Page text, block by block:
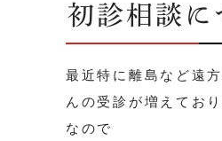
初診相談に
最近特に離島など遠
んの受診が増えてお
なので